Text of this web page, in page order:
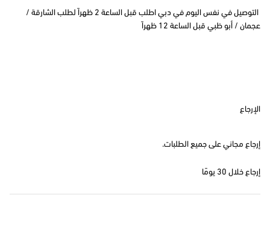
التوصيل في نفس اليوم في دبي اطلب قبل الساعة 2 ظهراً لطلب الشارقة /
عجمان / أبو ظبي قبل الساعة 12 ظهراً
الإرجاع
إرجاع مجاني على جميع الطلبات.
إرجاع خلال 30 يومًا